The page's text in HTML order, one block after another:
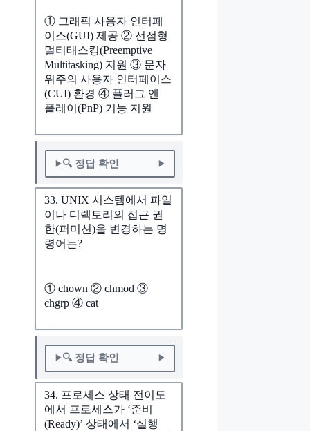
① 그래픽 사용자 인터페
이스(GUI) 제공 ② 선점형
멀티태스킹(Preemptive
Multitasking) 지원 ③ 문자
위주의 사용자 인터페이스
(CUI) 환경 ④ 플러그 앤
플레이(PnP) 기능 지원
🔍 정답 확인
33. UNIX 시스템에서 파일
이나 디렉토리의 접근 권
한(퍼미션)을 변경하는 명
령어는?
① chown ② chmod ③
chgrp ④ cat
🔍 정답 확인
34. 프로세스 상태 전이도
에서 프로세스가 ‘준비
(Ready)’ 상태에서 ‘실행